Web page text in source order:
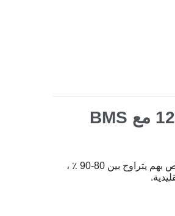
12V مع BMS
تتمتع بطاريات الليثيوم بميزة إضافية تتمثل في عدم احتوائها على حمض الرصاص الثقيل الموجود في AGM ، وبالتالي فهي أخف بكثير.نظرًا لأن DOD الخاص بهم يتراوح بين 80-90 ٪ ،